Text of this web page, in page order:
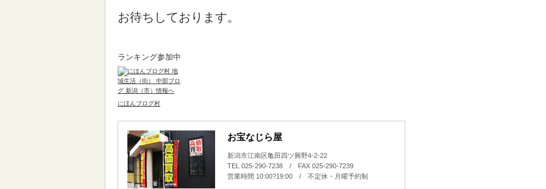
お待ちしております。
ランキング参加中
にほんブログ村
お宝なじら屋
新潟市江南区亀田四ツ興野4-2-22
TEL 025-290-7238 / FAX 025-290-7239
営業時間 10:00?19:00 / 不定休・月曜予約制